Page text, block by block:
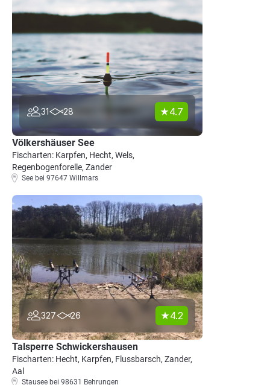
31 28 4.7
Völkershäuser See
Fischarten: Karpfen, Hecht, Wels,
Regenbogenforelle, Zander
See bei 97647 Willmars
327 26 4.2
Talsperre Schwickershausen
Fischarten: Hecht, Karpfen, Flussbarsch, Zander,
Aal
Stausee bei 98631 Behrungen